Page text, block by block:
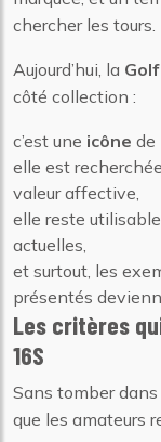
chercher les tours.
Aujourd’hui, la
côté collection :
c’est une icône de
elle est
valeur affective,
elle reste
actuelles,
et surtout, les
présentés
Les critères
16S
Sans tomber dans
que les amateurs